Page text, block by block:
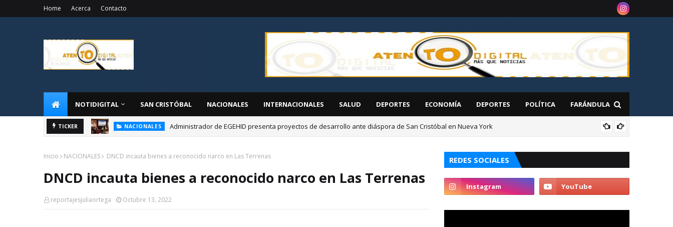
Home Acerca Contacto
NOTIDIGITAL SAN CRISTÓBAL NACIONALES INTERNACIONALES SALUD DEPORTES ECONOMÍA DEPORTES POLÍTICA FARÁNDULA
TICKER
NACIONALES Administrador de EGEHID presenta proyectos de desarrollo ante diáspora de San Cristóbal en Nueva York
NACIONALES CONADIS realizará jornada de inclusión social "CONADIS para Todos" en San Juan de la Maguana
Inicio NACIONALES DNCD incauta bienes a reconocido narco en Las Terrenas
DNCD incauta bienes a reconocido narco en Las Terrenas
reportajesjuliaortega Octubre 13, 2022
REDES SOCIALES